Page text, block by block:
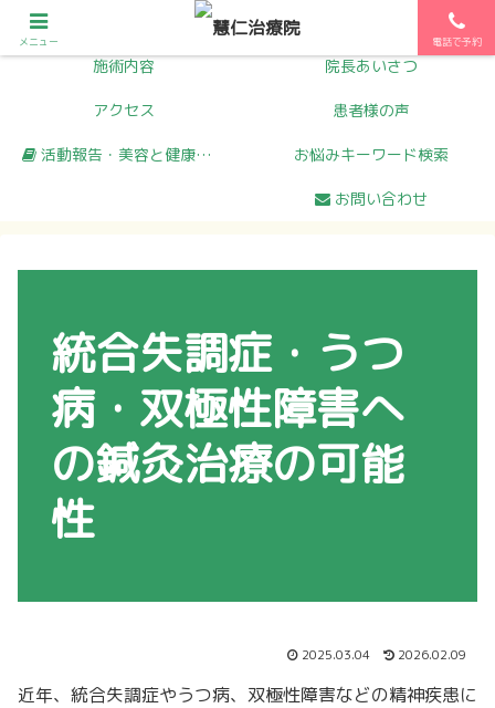
施術内容 院長あいさつ
アクセス 患者様の声
活動報告・美容と健康コラム お悩みキーワード検索
お問い合わせ
統合失調症・うつ
病・双極性障害へ
の鍼灸治療の可能
性
2025.03.04 2026.02.09
近年、統合失調症やうつ病、双極性障害などの精神疾患に
メニュー 電話で予約